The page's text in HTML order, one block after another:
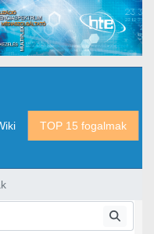
TOP 15 fogalmak